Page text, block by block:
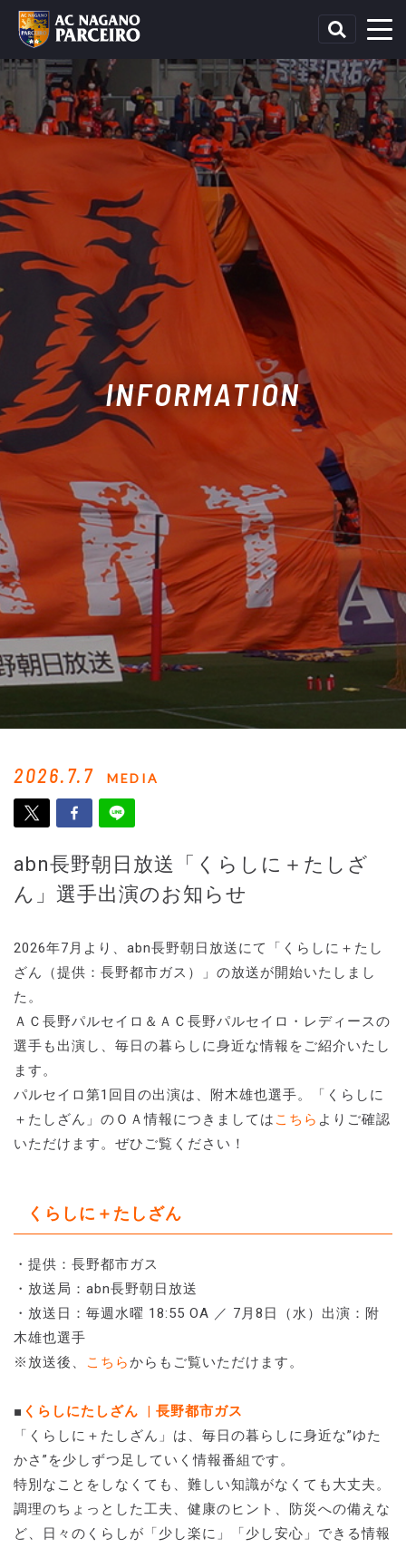
INFORMATION
2026.7.7 MEDIA
abn長野朝日放送「くらしに＋たしざ
ん」選手出演のお知らせ
2026年7月より、abn長野朝日放送にて「くらしに＋たし
ざん（提供：長野都市ガス）」の放送が開始いたしまし
た。
ＡＣ長野パルセイロ＆ＡＣ長野パルセイロ・レディースの
選手も出演し、毎日の暮らしに身近な情報をご紹介いたし
ます。
パルセイロ第1回目の出演は、附木雄也選手。「くらしに
＋たしざん」のＯＡ情報につきましては こちら よりご確認
いただけます。ぜひご覧ください！
くらしに＋たしざん
・提供：長野都市ガス
・放送局：abn長野朝日放送
・放送日：毎週水曜 18:55 OA ／ 7月8日（水）出演：附
木雄也選手
※放送後、
こちらからもご覧いただけます。
■ くらしにたしざん | 長野都市ガス
「くらしに＋たしざん」は、毎日の暮らしに身近な”ゆた
かさ”を少しずつ足していく情報番組です。
特別なことをしなくても、難しい知識がなくても大丈夫。
調理のちょっとした工夫、健康のヒント、防災への備えな
ど、日々のくらしが「少し楽に」「少し安心」できる情報